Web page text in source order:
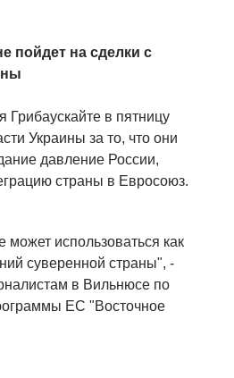
пойдет на сделки с
в пятницу
Украины за то, что они
давление России,
страны в Евросоюз.
использоваться как
суверенной страны", -
в Вильнюсе по
ЕС "Восточное